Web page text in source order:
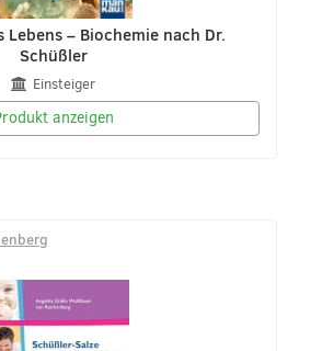
Lebens – Biochemie nach Dr.
Schüßler
Einsteiger
anzeigen